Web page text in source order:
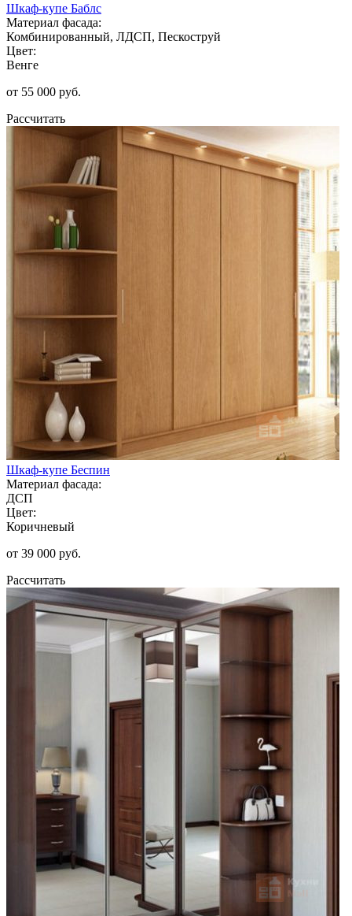
Шкаф-купе Баблс
Материал фасада:
Комбинированный, ЛДСП, Пескоструй
Цвет:
Венге
от 55 000 руб.
Рассчитать
Шкаф-купе Беспин
Материал фасада:
ДСП
Цвет:
Коричневый
от 39 000 руб.
Рассчитать